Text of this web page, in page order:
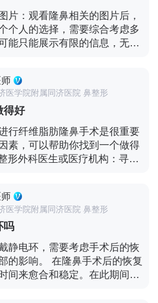
，包括肝脏疾病的程度、全身
险和益处，来给出个性化的建
素，并确保你在手术前充分了
软骨：鼻子的骨骼和软骨结构
受到一定程度的调整和支撑。
的鼻部结构和手术需求不同，
根据个人情况进行定制。手术
个人鼻部基础等。在进行隆鼻
你的鼻部特点和需求，制定个
手术过程中精细操作，以达到
片：观看隆鼻相关的图片后，
个人的选择，需要综合考虑多
能只能展示有限的信息，无法
术和术后护理等。 在考虑隆鼻
值得关注的： - 充分了解手术
整形外科医生进行详细的咨
骤、风险和可能的并发症。医
况和需求，提供更准确的信息
康状况：确保自己的身体健康
术的慢性疾病或过敏等问题。
的讨论。 - 考虑手术效果和预
人而异，每个人的鼻部结构和
共同讨论你的期望，并评估手
望的效果。 - 术后护理和恢
定的恢复时间，包括注意饮
药等。了解并做好术后护理是
节。 最重要的是，要根据自己
医学院附属同济医院 鼻整形
得好
行纤维脂肪隆鼻手术是很重要
素，可以帮助你找到一个做得
形外科医生或医疗机构：寻找
其他患者的经验和评价，可
媒体或朋友的推荐来获取信
术效果是选择的重要参考。 -
备：一个好的医疗机构应该具
以确保手术的安全和效果。手
也很重要。 - 术前咨询和评
，要进行充分的术前咨询。与
医学院附属同济医院 鼻整形
吗
静电环，需要考虑手术后的恢
的影响。 在隆鼻手术后的恢复
间来愈合和稳定。在此期间，